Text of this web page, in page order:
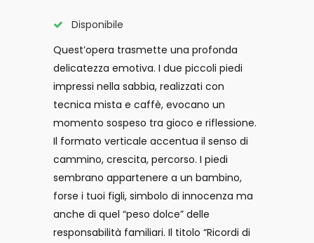
Disponibile
Quest’opera trasmette una profonda
delicatezza emotiva. I due piccoli piedi
impressi nella sabbia, realizzati con
tecnica mista e caffè, evocano un
momento sospeso tra gioco e riflessione.
Il formato verticale accentua il senso di
cammino, crescita, percorso. I piedi
sembrano appartenere a un bambino,
forse i tuoi figli, simbolo di innocenza ma
anche di quel “peso dolce” delle
responsabilità familiari. Il titolo “Ricordi di